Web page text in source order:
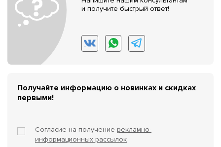
и получите быстрый ответ!
Получайте информацию о новинках и скидках
первыми!
Согласие на получение рекламно-
информационных рассылок